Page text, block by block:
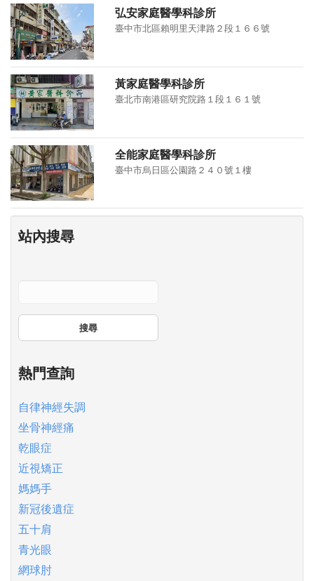
弘安家庭醫學科診所
臺中市北區賴明里天津路２段１６６號
黃家庭醫學科診所
臺北市南港區研究院路１段１６１號
全能家庭醫學科診所
臺中市烏日區公園路２４０號１樓
站內搜尋
搜尋
熱門查詢
自律神經失調
坐骨神經痛
乾眼症
近視矯正
媽媽手
新冠後遺症
五十肩
青光眼
網球肘